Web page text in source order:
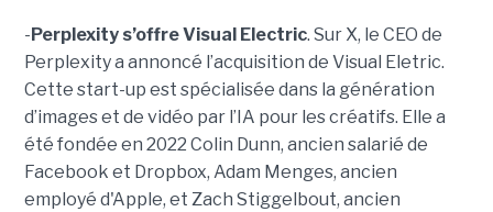
- Perplexity s’offre Visual Electric. Sur X, le CEO de
Perplexity a annoncé l’acquisition de Visual Eletric.
Cette start-up est spécialisée dans la génération
d’images et de vidéo par l’IA pour les créatifs. Elle a
été fondée en 2022 Colin Dunn, ancien salarié de
Facebook et Dropbox, Adam Menges, ancien
employé d'Apple, et Zach Stiggelbout, ancien